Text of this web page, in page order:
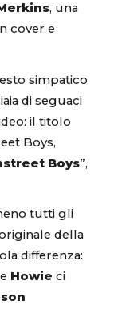
, una
cover e
simpatico
di seguaci
il titolo
Boys,
Boys”,
tutti gli
della
differenza:
e Howie ci